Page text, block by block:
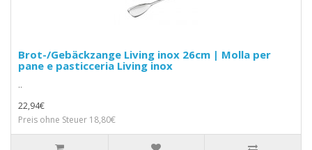
Brot-/Gebäckzange Living inox 26cm | Molla per
pane e pasticceria Living inox
..
22,94€
Preis ohne Steuer 18,80€